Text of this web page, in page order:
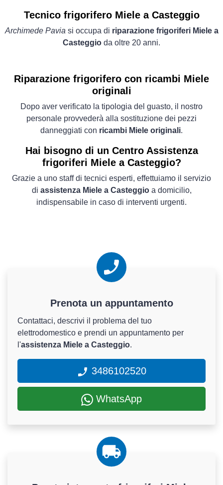
Tecnico frigorifero Miele a Casteggio
Archimede Pavia si occupa di riparazione frigoriferi Miele a
Casteggio da oltre 20 anni.
Riparazione frigorifero con ricambi Miele
originali
Dopo aver verificato la tipologia del guasto, il nostro
personale provvederà alla sostituzione dei pezzi
danneggiati con ricambi Miele originali.
Hai bisogno di un Centro Assistenza
frigoriferi Miele a Casteggio?
Grazie a uno staff di tecnici esperti, effettuiamo il servizio
di assistenza Miele a Casteggioa domicilio,
indispensabile in caso di interventi urgenti.
Prenota un appuntamento
Contattaci, descrivi il problema del tuo
elettrodomestico e prendi un appuntamento per
l'assistenza Miele a Casteggio.
3486102520
WhatsApp